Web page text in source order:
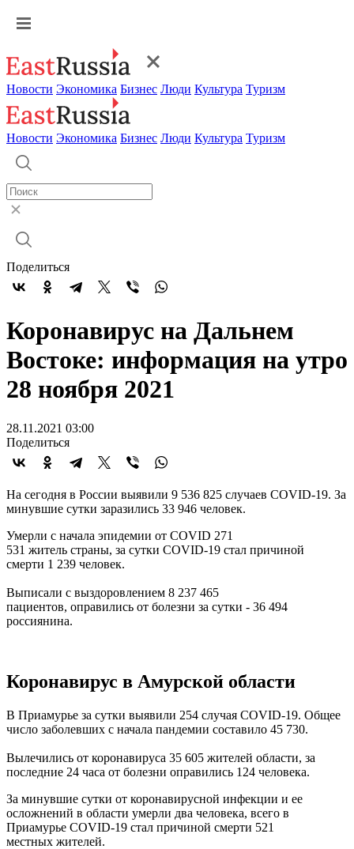
Новости Экономика Бизнес Люди Культура Туризм
Новости Экономика Бизнес Люди Культура Туризм
Поделиться
Коронавирус на Дальнем
Востоке: информация на утро
28 ноября 2021
28.11.2021 03:00
Поделиться
На сегодня в России выявили 9 536 825 случаев COVID-19. За
минувшие сутки заразились 33 946 человек.
Умерли с начала эпидемии от COVID 271
531 житель страны, за сутки COVID-19 стал причиной
смерти 1 239 человек.
Выписали с выздоровлением 8 237 465
пациентов, оправились от болезни за сутки - 36 494
россиянина.
Коронавирус в Амурской области
В Приамурье за сутки выявили 254 случая COVID-19. Общее
число заболевших с начала пандемии составило 45 730.
Вылечились от коронавируса 35 605 жителей области, за
последние 24 часа от болезни оправились 124 человека.
За минувшие сутки от коронавирусной инфекции и ее
осложнений в области умерли два человека, всего в
Приамурье COVID-19 стал причиной смерти 521
местных жителей.